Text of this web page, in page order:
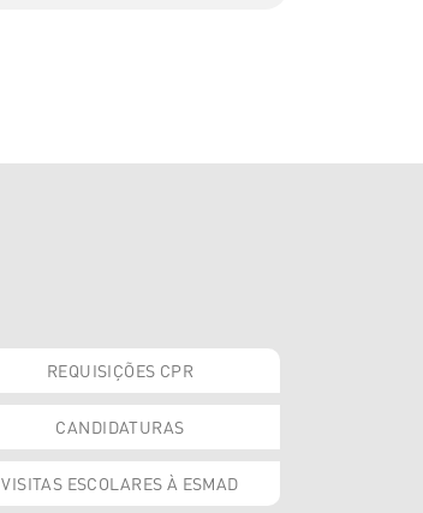
REQUISIÇÕES CPR
CANDIDATURAS
VISITAS ESCOLARES À ESMAD